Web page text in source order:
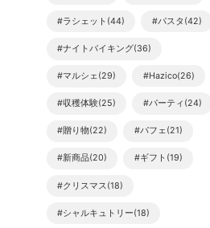
#ラシェット(44) #パスタ(42)
#ナイトバイキング(36)
#マルシェ(29) #Hazico(26)
#収穫体験(25) #パーティ(24)
#贈り物(22) #パフェ(21)
#新商品(20) #ギフト(19)
#クリスマス(18)
#シャルキュトリー(18)